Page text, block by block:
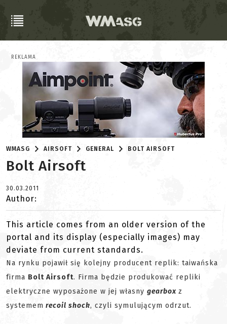
REKLAMA
WMASG AIRSOFT GENERAL BOLT AIRSOFT
Bolt Airsoft
30.03.2011
Author:
This article comes from an older version of the
portal and its display (especially images) may
deviate from current standards.
Na rynku pojawił się kolejny producent replik: taiwańska
firma Bolt Airsoft. Firma będzie produkować repliki
elektryczne wyposażone w jej własny gearbox z
systemem recoil shock, czyli symulującym odrzut.